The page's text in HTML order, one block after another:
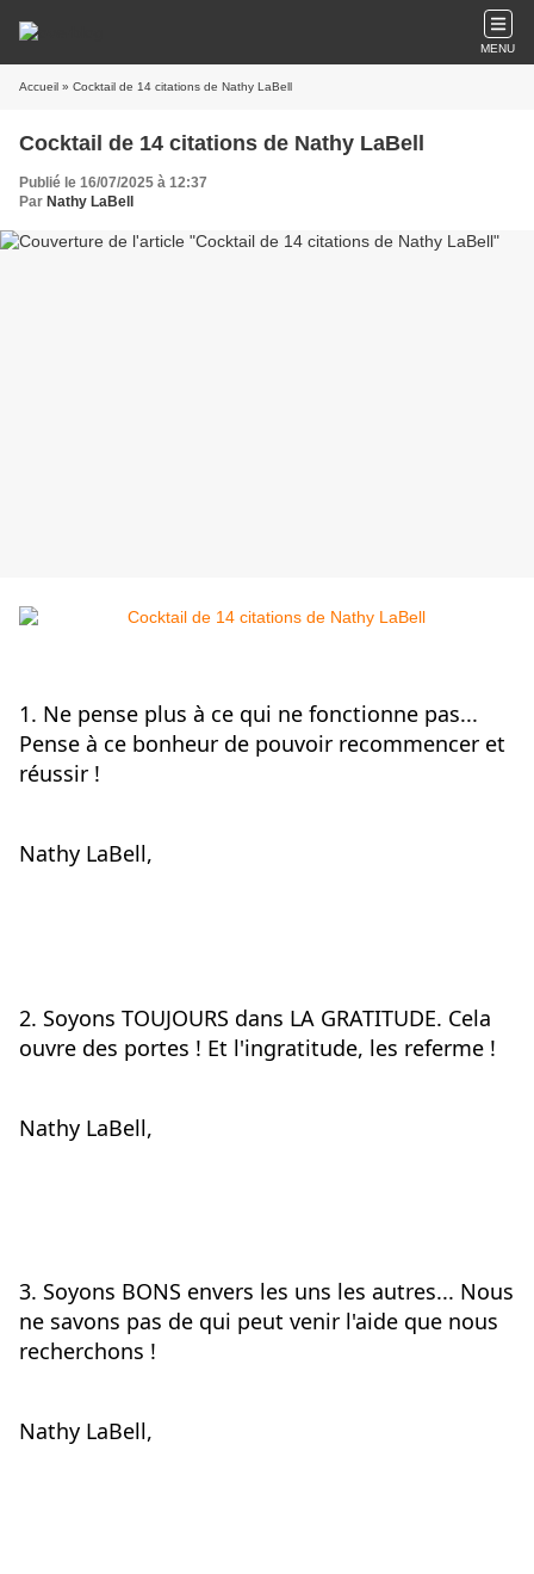
MENU
Accueil » Cocktail de 14 citations de Nathy LaBell
Cocktail de 14 citations de Nathy LaBell
Publié le 16/07/2025 à 12:37
Par Nathy LaBell
1. Ne pense plus à ce qui ne fonctionne pas...
Pense à ce bonheur de pouvoir recommencer et
réussir !
Nathy LaBell,
2. Soyons TOUJOURS dans LA GRATITUDE. Cela
ouvre des portes ! Et l'ingratitude, les referme !
Nathy LaBell,
3. Soyons BONS envers les uns les autres... Nous
ne savons pas de qui peut venir l'aide que nous
recherchons !
Nathy LaBell,